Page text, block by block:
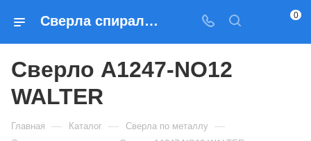
Сверла спиральные Сверло A1247-NO12 WALTER — купить по выгодным ценам в Москве 0
Сверло A1247-NO12
WALTER
Главная — Каталог — Сверла по металлу —